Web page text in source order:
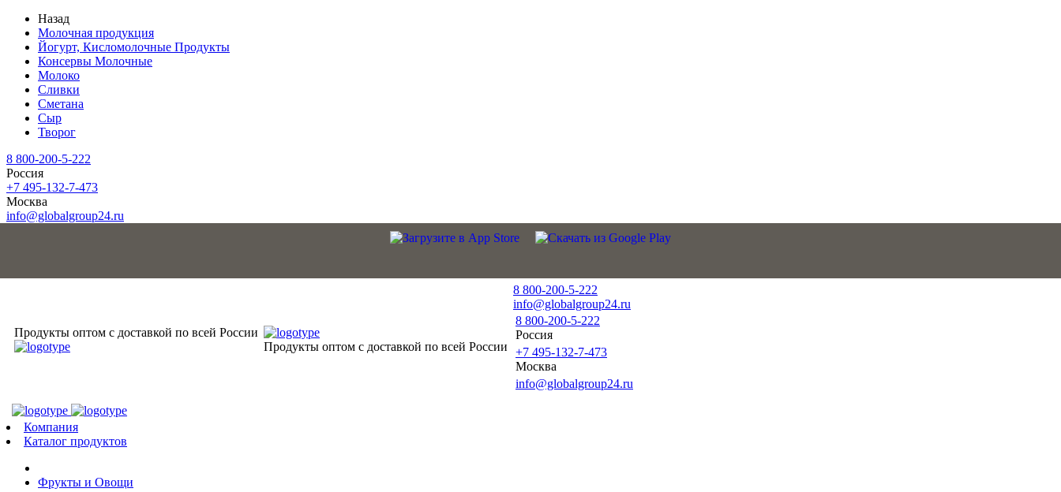
Назад
Молочная продукция
Йогурт, Кисломолочные Продукты
Консервы Молочные
Молоко
Сливки
Сметана
Сыр
Творог
8 800-200-5-222
Россия
+7 495-132-7-473
Москва
info@globalgroup24.ru
Продукты оптом с доставкой по всей России
Продукты оптом с доставкой по всей России
8 800-200-5-222
info@globalgroup24.ru
8 800-200-5-222
Россия
+7 495-132-7-473
Москва
info@globalgroup24.ru
Компания
Каталог продуктов
Фрукты и Овощи